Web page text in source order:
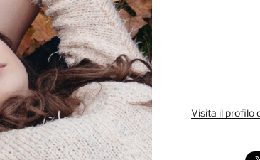
Visita il profilo